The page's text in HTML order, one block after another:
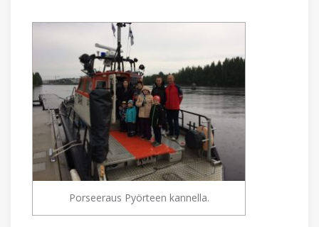
Porseeraus Pyörteen kannella.